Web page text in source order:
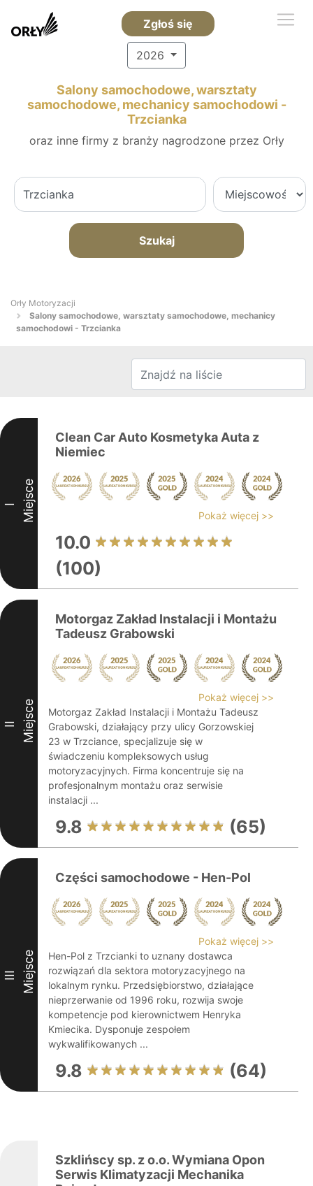
Zgłoś się
2026
Salony samochodowe, warsztaty
samochodowe, mechanicy samochodowi -
Trzcianka
oraz inne firmy z branży nagrodzone przez Orły
Szukaj
Orły Motoryzacji
Salony samochodowe, warsztaty samochodowe, mechanicy
samochodowi - Trzcianka
I Miejsce
Clean Car Auto Kosmetyka Auta z
Niemiec
Pokaż więcej >>
10.0
(100)
II Miejsce
Motorgaz Zakład Instalacji i Montażu
Tadeusz Grabowski
Pokaż więcej >>
Motorgaz Zakład Instalacji i Montażu Tadeusz
Grabowski, działający przy ulicy Gorzowskiej
23 w Trzciance, specjalizuje się w
świadczeniu kompleksowych usług
motoryzacyjnych. Firma koncentruje się na
profesjonalnym montażu oraz serwisie
instalacji ...
9.8 (65)
III Miejsce
Części samochodowe - Hen-Pol
Pokaż więcej >>
Hen-Pol z Trzcianki to uznany dostawca
rozwiązań dla sektora motoryzacyjnego na
lokalnym rynku. Przedsiębiorstwo, działające
nieprzerwanie od 1996 roku, rozwija swoje
kompetencje pod kierownictwem Henryka
Kmiecika. Dysponuje zespołem
wykwalifikowanych ...
9.8 (64)
Szklińscy sp. z o.o. Wymiana Opon
Serwis Klimatyzacji Mechanika